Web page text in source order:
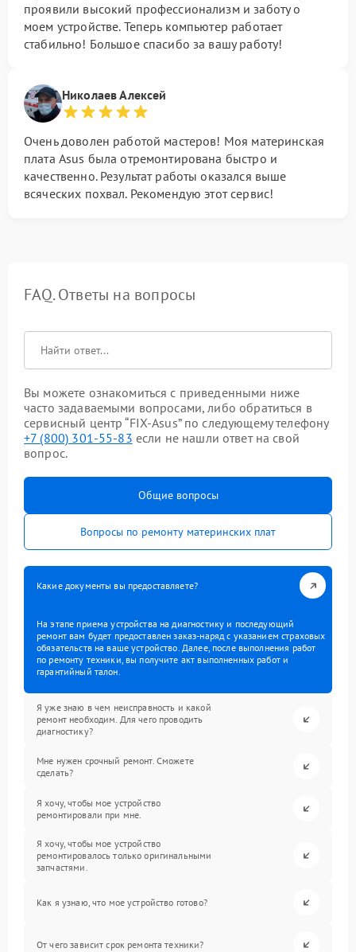
проявили высокий профессионализм и заботу о
моем устройстве. Теперь компьютер работает
стабильно! Большое спасибо за вашу работу!
Николаев Алексей
Очень доволен работой мастеров! Моя материнская
плата Asus была отремонтирована быстро и
качественно. Результат работы оказался выше
всяческих похвал. Рекомендую этот сервис!
FAQ. Ответы на вопросы
Вы можете ознакомиться с приведенными ниже
часто задаваемыми вопросами, либо обратиться в
сервисный центр “FIX-Asus” по следующему телефону
+7 (800) 301-55-83 если не нашли ответ на свой
вопрос.
Общие вопросы
Вопросы по ремонту материнских плат
Какие документы вы предоставляете?
На этапе приема устройства на диагностику и последующий
ремонт вам будет предоставлен заказ-наряд с указанием страховых
обязательств на ваше устройство. Далее, после выполнения работ
по ремонту техники, вы получите акт выполненных работ и
гарантийный талон.
Я уже знаю в чем неисправность и какой
ремонт необходим. Для чего проводить
диагностику?
Мне нужен срочный ремонт. Сможете
сделать?
Я хочу, чтобы мое устройство
ремонтировали при мне.
Я хочу, чтобы мое устройство
ремонтировалось только оригинальными
запчастями.
Как я узнаю, что мое устройство готово?
От чего зависит срок ремонта техники?